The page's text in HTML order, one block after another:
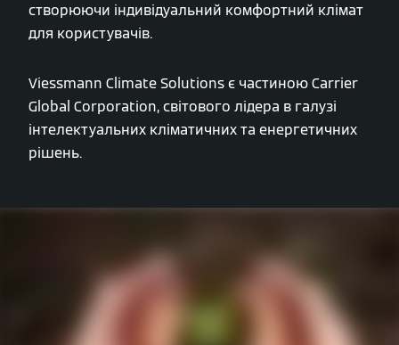
створюючи індивідуальний комфортний клімат
для користувачів.
Viessmann Climate Solutions є частиною Carrier
Global Corporation, світового лідера в галузі
інтелектуальних кліматичних та енергетичних
рішень.